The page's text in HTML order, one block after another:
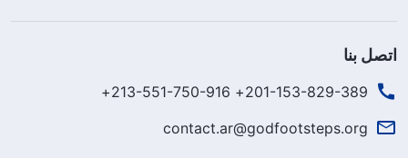
اتصل بنا
201-153-829-389+ 213-551-750-916+
contact.ar@godfootsteps.org